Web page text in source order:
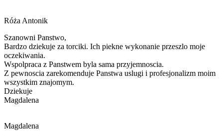
Róża Antonik
Szanowni Panstwo,
Bardzo dziekuje za torciki. Ich piekne wykonanie przeszlo moje
oczekiwania.
Wspolpraca z Panstwem byla sama przyjemnoscia.
Z pewnoscia zarekomenduje Panstwa uslugi i profesjonalizm moim
wszystkim znajomym.
Dziekuje
Magdalena
Magdalena